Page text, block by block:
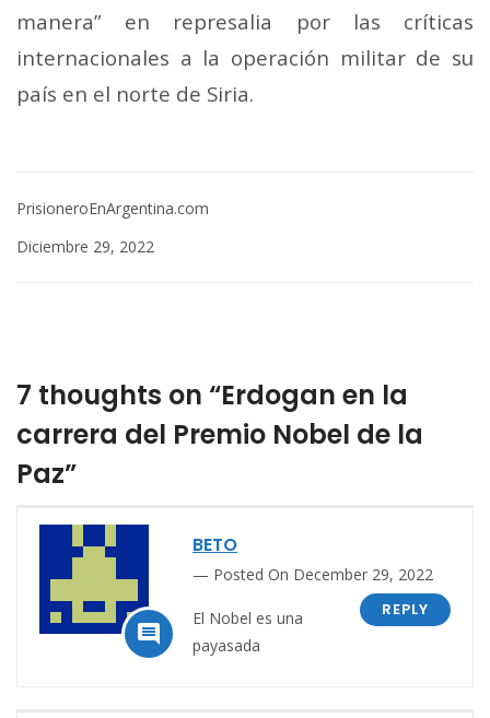
manera” en represalia por las críticas
internacionales a la operación militar de su
país en el norte de Siria.
PrisioneroEnArgentina.com
Diciembre 29, 2022
7 thoughts on “Erdogan en la
carrera del Premio Nobel de la
Paz”

BETO
Posted On December 29, 2022
REPLY
El Nobel es una
payasada